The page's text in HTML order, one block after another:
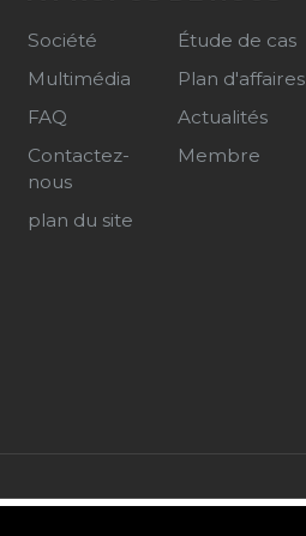
Société
Étude de cas
Multimédia
Plan d'affaires
FAQ
Actualités
Contactez-
nous
Membre
plan du site